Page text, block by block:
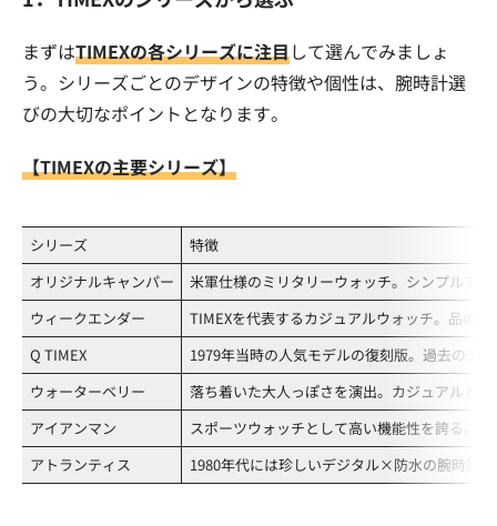
まずはTIMEXの各シリーズに注目して選んでみましょ
う。シリーズごとのデザインの特徴や個性は、腕時計選
びの大切なポイントとなります。
【TIMEXの主要シリーズ】
シリーズ
特徴
オリジナルキャンパー
米軍仕様のミリタリーウォッチ。シンプルで
ウィークエンダー
TIMEXを代表するカジュアルウォッチ。品の
Q TIMEX
1979年当時の人気モデルの復刻版。過去のデ
ウォーターベリー
落ち着いた大人っぽさを演出。カジュアルと
アイアンマン
スポーツウォッチとして高い機能性を誇る。
アトランティス
1980年代には珍しいデジタル×防水の腕時計